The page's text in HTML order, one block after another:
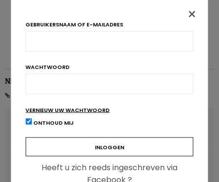
, maar als we de van nature aanwezige suikers
Lees ook:
Nog meer verzadigde vetzuren
energie, iets boven de maximale 35% die wordt aanbevolen
Nicolas Guggenbühl
VOLGENDE ARTIKEL
Vegetarisering: wat zijn de risico’s en de voordelen?
×
GEBRUIKERSNAAM OF E-MAILADRES
WACHTWOORD
VERNIEUW UW WACHTWOORD
ONTHOUD MIJ
Heeft u zich reeds ingeschreven via
Facebook ?